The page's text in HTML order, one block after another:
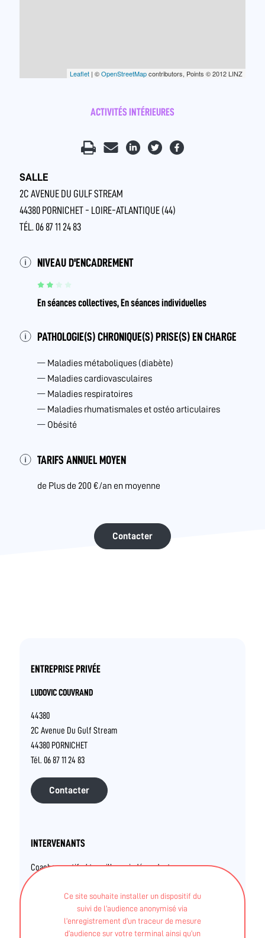
Ce site souhaite installer un dispositif du
suivi de l’audience anonymisé via
l’enregistrement d’un traceur de mesure
d’audience sur votre terminal ainsi qu’un
Leaflet | ©OpenStreetMapcontributors, Points © 2012 LINZ
ACTIVITÉS INTÉRIEURES
SALLE
2C AVENUE DU GULF STREAM
44380 PORNICHET - LOIRE-ATLANTIQUE (44)
TÉL. 06 87 11 24 83
NIVEAU D'ENCADREMENT
En séances collectives, En séances individuelles
PATHOLOGIE(S) CHRONIQUE(S) PRISE(S) EN CHARGE
Maladies métaboliques (diabète)
Maladies cardiovasculaires
Maladies respiratoires
Maladies rhumatismales et ostéo articulaires
Obésité
TARIFS ANNUEL MOYEN
de Plus de 200 €/an en moyenne
Contacter
ENTREPRISE PRIVÉE
LUDOVIC COUVRAND
44380
2C Avenue Du Gulf Stream
44380 PORNICHET
Tél. 06 87 11 24 83
Contacter
INTERVENANTS
Coachs sportifs / travailleurs indépendants
LUDOVIC COUVRAND
BEES - 1° Métiers de la Forme